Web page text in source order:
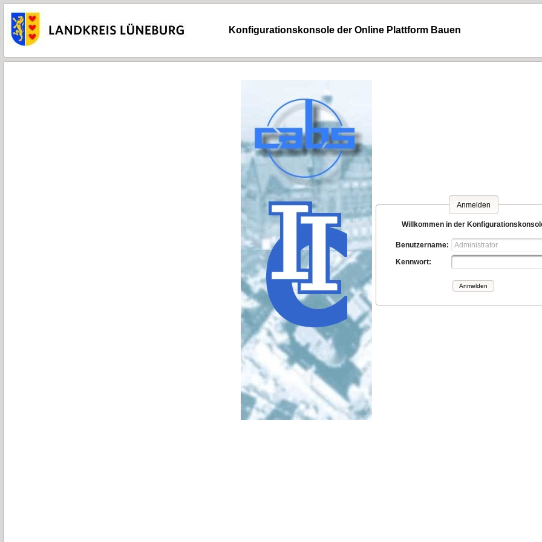
Konfigurationskonsole der Online Plattform Bauen
Anmelden
Willkommen in der
Benutzername:
Kennwort:
Anmelden